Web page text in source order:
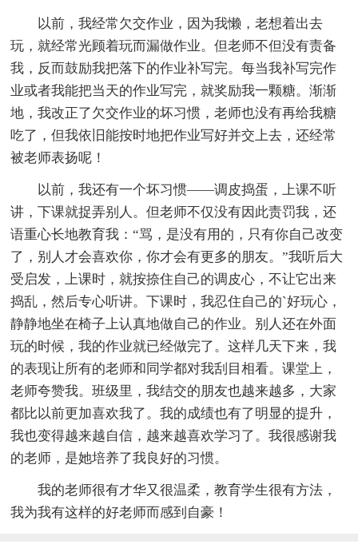
以前，我经常欠交作业，因为我懒，老想着出去
玩，就经常光顾着玩而漏做作业。但老师不但没有责备
我，反而鼓励我把落下的作业补写完。每当我补写完作
业或者我能把当天的作业写完，就奖励我一颗糖。渐渐
地，我改正了欠交作业的坏习惯，老师也没有再给我糖
吃了，但我依旧能按时地把作业写好并交上去，还经常
被老师表扬呢！
以前，我还有一个坏习惯——调皮捣蛋，上课不听
讲，下课就捉弄别人。但老师不仅没有因此责罚我，还
语重心长地教育我：“骂，是没有用的，只有你自己改变
了，别人才会喜欢你，你才会有更多的朋友。”我听后大
受启发，上课时，就按捺住自己的调皮心，不让它出来
捣乱，然后专心听讲。下课时，我忍住自己的`好玩心，
静静地坐在椅子上认真地做自己的作业。别人还在外面
玩的时候，我的作业就已经做完了。这样几天下来，我
的表现让所有的老师和同学都对我刮目相看。课堂上，
老师夸赞我。班级里，我结交的朋友也越来越多，大家
都比以前更加喜欢我了。我的成绩也有了明显的提升，
我也变得越来越自信，越来越喜欢学习了。我很感谢我
的老师，是她培养了我良好的习惯。
我的老师很有才华又很温柔，教育学生很有方法，
我为我有这样的好老师而感到自豪！